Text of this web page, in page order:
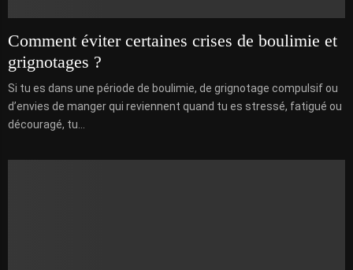
Comment éviter certaines crises de boulimie et
grignotages ?
Si tu es dans une période de boulimie, de grignotage compulsif ou
d’envies de manger qui reviennent quand tu es stressé, fatigué ou
découragé, tu...